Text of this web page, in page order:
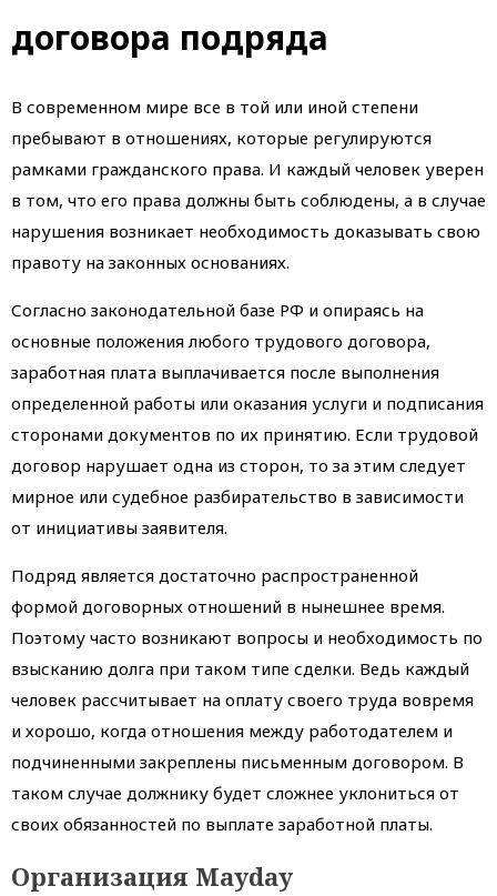
договора подряда
В современном мире все в той или иной степени
пребывают в отношениях, которые регулируются
рамками гражданского права. И каждый человек уверен
в том, что его права должны быть соблюдены, а в случае
нарушения возникает необходимость доказывать свою
правоту на законных основаниях.
Согласно законодательной базе РФ и опираясь на
основные положения любого трудового договора,
заработная плата выплачивается после выполнения
определенной работы или оказания услуги и подписания
сторонами документов по их принятию. Если трудовой
договор нарушает одна из сторон, то за этим следует
мирное или судебное разбирательство в зависимости
от инициативы заявителя.
Подряд является достаточно распространенной
формой договорных отношений в нынешнее время.
Поэтому часто возникают вопросы и необходимость по
взысканию долга при таком типе сделки. Ведь каждый
человек рассчитывает на оплату своего труда вовремя
и хорошо, когда отношения между работодателем и
подчиненными закреплены письменным договором. В
таком случае должнику будет сложнее уклониться от
своих обязанностей по выплате заработной платы.
Организация Mayday